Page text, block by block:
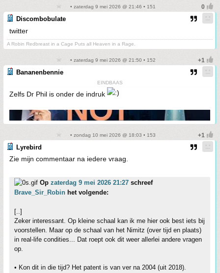
• zaterdag 9 mei 2026 @ 21:46 • 151
Discombobulate
twitter
A Robin Redbreast in a Cage Puts all Heaven in a Rage.
• zaterdag 9 mei 2026 @ 21:50 • 152
Bananenbennie
EINDBAAS
Zelfs Dr Phil is onder de indruk
• zondag 10 mei 2026 @ 18:03 • 153
Lyrebird
Zie mijn commentaar na iedere vraag.
Op zaterdag 9 mei 2026 21:27 schreef
Brave_Sir_Robin het volgende:
[..]
Zeker interessant. Op kleine schaal kan ik me hier ook best iets bij
voorstellen. Maar op de schaal van het Nimitz (over tijd en plaats)
in real-life condities... Dat roept ook dit weer allerlei andere vragen
op.
• Kon dit in die tijd? Het patent is van ver na 2004 (uit 2018).